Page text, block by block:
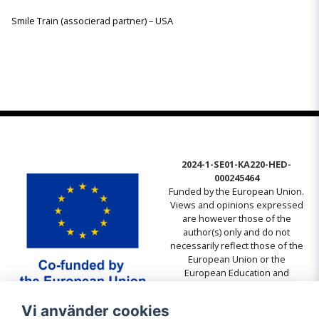
Smile Train (associerad partner) – USA
2024-1-SE01-KA220-HED-
000245464
Funded by the European Union.
Views and opinions expressed
are however those of the
author(s) only and do not
necessarily reflect those of the
European Union or the
European Education and
Vi använder cookies